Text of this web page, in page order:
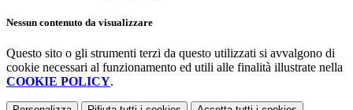
Nessun contenuto da visualizzare
Questo sito o gli strumenti terzi da questo utilizzati si avvalgono di
cookie necessari al funzionamento ed utili alle finalità illustrate nella
COOKIE POLICY.